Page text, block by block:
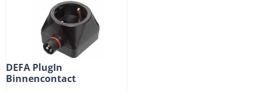
DEFA PlugIn
Binnencontact